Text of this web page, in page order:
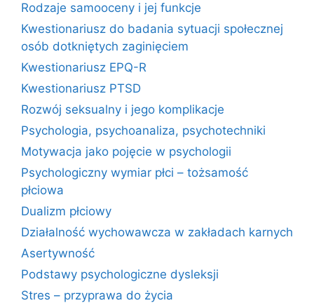
Rodzaje samooceny i jej funkcje
Kwestionariusz do badania sytuacji społecznej
osób dotkniętych zaginięciem
Kwestionariusz EPQ-R
Kwestionariusz PTSD
Rozwój seksualny i jego komplikacje
Psychologia, psychoanaliza, psychotechniki
Motywacja jako pojęcie w psychologii
Psychologiczny wymiar płci – tożsamość
płciowa
Dualizm płciowy
Działalność wychowawcza w zakładach karnych
Asertywność
Podstawy psychologiczne dysleksji
Stres – przyprawa do życia